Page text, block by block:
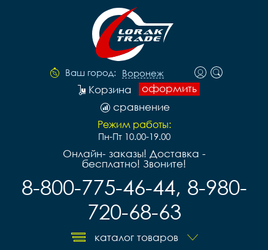
Ваш город: Воронеж
оформить
Корзина
сравнение
Режим работы:
Пн-Пт 10.00-19.00
Онлайн- заказы! Доставка -
бесплатно! Звоните!
8-800-775-46-44, 8-980-
720-68-63
каталог товаров